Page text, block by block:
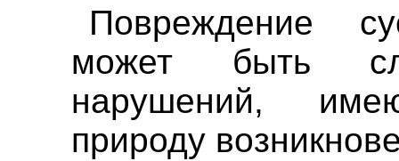
Повреждение
может быть
нарушений,
природу